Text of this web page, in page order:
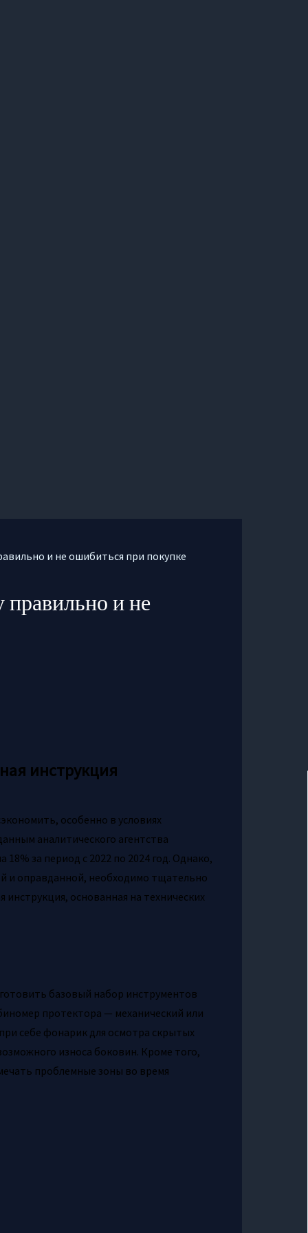
и не ошибиться при покупке
и не
инструкция
особенно в условиях
аналитического агентства
за период с 2022 по 2024 год. Однако,
и оправданной, необходимо тщательно
основанная на технических
базовый набор инструментов
протектора — механический или
себе фонарик для осмотра скрытых
износа боковин. Кроме того,
проблемные зоны во время